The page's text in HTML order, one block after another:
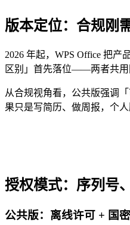
版本定位：合规刚
2026 年起，WPS Office 把
区别」首先落位——两者共用
从合规视角看，公共版强调
果只是写简历、做周报，个
授权模式：序列号
公共版：离线许可 + 国